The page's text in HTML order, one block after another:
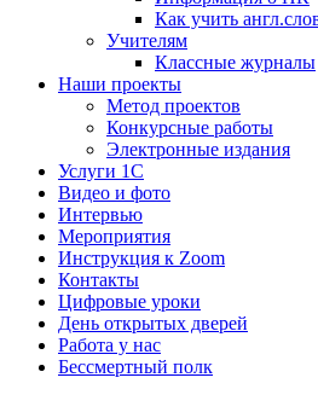
Как учить
Учителям
Классные журналы
Наши проекты
Метод проектов
Конкурсные работы
Электронные издания
Услуги 1C
Видео и фото
Интервью
Мероприятия
Инструкция к Zoom
Контакты
Цифровые уроки
День открытых дверей
Работа у нас
Бессмертный полк